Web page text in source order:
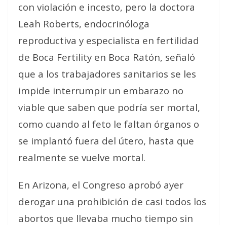
con violación e incesto, pero la doctora
Leah Roberts, endocrinóloga
reproductiva y especialista en fertilidad
de Boca Fertility en Boca Ratón, señaló
que a los trabajadores sanitarios se les
impide interrumpir un embarazo no
viable que saben que podría ser mortal,
como cuando al feto le faltan órganos o
se implantó fuera del útero, hasta que
realmente se vuelve mortal.
En Arizona, el Congreso aprobó ayer
derogar una prohibición de casi todos los
abortos que llevaba mucho tiempo sin